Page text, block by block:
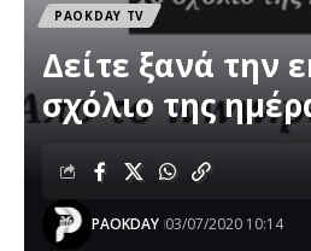
PAOKDAY TV
Δείτε ξανά την
σχόλιο της
PAOKDAY 03/07/2020 10:14